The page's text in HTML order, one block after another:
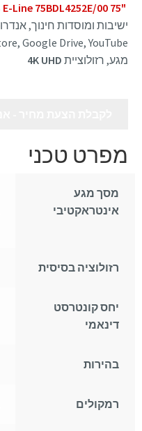
"75 PHILIPS E-Line 75BDL4252E/00
מגע, רזולוציית 4K UHD
מפרט טכני
מסך מגע
אינטראקטיבי
רזולוציה בסיסית
יחס קונטרסט
דינאמי
בהירות
רמקולים